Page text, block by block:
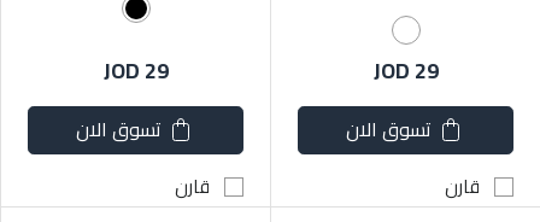
JOD 29
تسوق الان
قارن
JOD 29
تسوق الان
قارن